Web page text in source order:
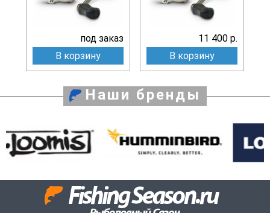
под заказ
В корзину
11 400 р.
В корзину
Наши бренды